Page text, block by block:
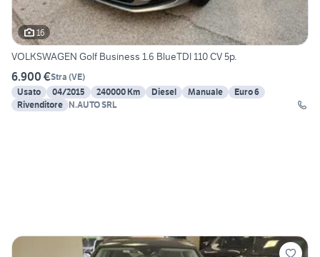
16
VOLKSWAGEN Golf Business 1.6 BlueTDI 110 CV 5p.
6.900 €Stra (VE)
Usato
04/2015 240000 Km Diesel Manuale
Euro 6
Rivenditore N.AUTO SRL